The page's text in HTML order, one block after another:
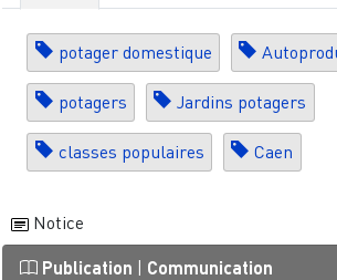
potager domestique
potagers Jardins potagers
classes populaires Caen
Notice
Publication Communication